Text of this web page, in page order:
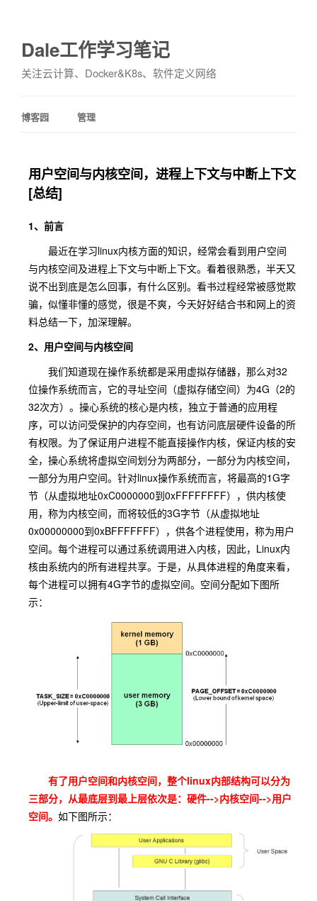
Dale工作学习笔记
关注云计算、Docker&K8s、软件定义网络
博客园 管理
用户空间与内核空间，进程上下文与中断上下文
[总结]
1、前言
最近在学习linux内核方面的知识，经常会看到用户空间
与内核空间及进程上下文与中断上下文。看着很熟悉，半天又
说不出到底是怎么回事，有什么区别。看书过程经常被感觉欺
骗，似懂非懂的感觉，很是不爽，今天好好结合书和网上的资
料总结一下，加深理解。
2、用户空间与内核空间
我们知道现在操作系统都是采用虚拟存储器，那么对32
位操作系统而言，它的寻址空间（虚拟存储空间）为4G（2的
32次方）。操心系统的核心是内核， 独立于普通的应用程
序，可以访问受保护的内存空间，也有访问底层硬件设备的所
有权限。 为了保证用户进程不能直接操作内核，保证内核的安
全，操心系统将虚拟空间划分为两部分，一部分为内核空间，
一部分为用户空间。针对linux操作系统而言，将最高的1G字
节（从虚拟地址0xC0000000到0xFFFFFFFF），供内核使
用，称为内核空间，而将较低的3G字节（从虚拟地址
0x00000000到0xBFFFFFFF），供各个进程使用，称为用户
空间。每个进程可以通过系统调用进入内核，因此，Linux内
核由系统内的所有进程共享。于是，从具体进程的角度来看，
每个进程可以拥有4G字节的虚拟空间。空间分配如下图所
示：
有了用户空间和内核空间，整个linux内部结构可以分为
三部分，从最底层到最上层依次是：硬件-->内核空间-->用户
空间。 如下图所示：